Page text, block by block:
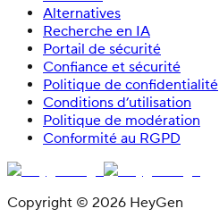
Alternatives
Recherche en IA
Portail de sécurité
Confiance et sécurité
Politique de confidentialité
Conditions d’utilisation
Politique de modération
Conformité au RGPD
Copyright © 2026 HeyGen